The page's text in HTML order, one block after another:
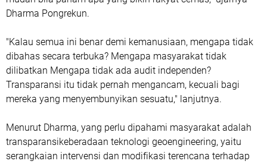
Dharma Pongrekun.
"Kalau semua ini benar demi kemanusiaan, mengapa tidak
dibahas secara terbuka? Mengapa masyarakat tidak
dilibatkan Mengapa tidak ada audit independen?
Transparansi itu tidak pernah mengancam, kecuali bagi
mereka yang menyembunyikan sesuatu," lanjutnya.
Menurut Dharma, yang perlu dipahami masyarakat adalah
transparansikeberadaan teknologi geoengineering, yaitu
serangkaian intervensi dan modifikasi terencana terhadap